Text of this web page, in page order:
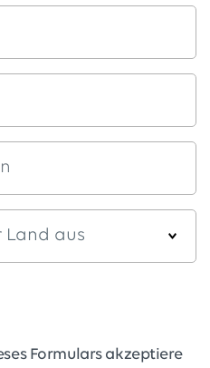
Formulars akzeptiere